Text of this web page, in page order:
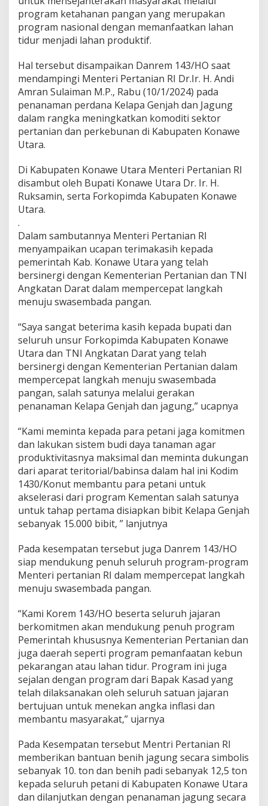
y
a
r
a
a
t
D
e
n
g
a
m
a
n
t
a
n
L
a
h
a
T
i
d
u
r
program ketahanan pangan yang merupakan
program nasional dengan memanfaatkan lahan
tidur menjadi lahan produktif.
Hal tersebut disampaikan Danrem 143/HO saat
mendampingi Menteri Pertanian RI Dr.Ir. H. Andi
Amran Sulaiman M.P., Rabu (10/1/2024) pada
penanaman perdana Kelapa Genjah dan Jagung
dalam rangka meningkatkan komoditi sektor
pertanian dan perkebunan di Kabupaten Konawe
Utara.
Di Kabupaten Konawe Utara Menteri Pertanian RI
disambut oleh Bupati Konawe Utara Dr. Ir. H.
Ruksamin, serta Forkopimda Kabupaten Konawe
Utara.
.
Dalam sambutannya Menteri Pertanian RI
menyampaikan ucapan terimakasih kepada
pemerintah Kab. Konawe Utara yang telah
bersinergi dengan Kementerian Pertanian dan TNI
Angkatan Darat dalam mempercepat langkah
menuju swasembada pangan.
“Saya sangat beterima kasih kepada bupati dan
seluruh unsur Forkopimda Kabupaten Konawe
Utara dan TNI Angkatan Darat yang telah
bersinergi dengan Kementerian Pertanian dalam
mempercepat langkah menuju swasembada
pangan, salah satunya melalui gerakan
penanaman Kelapa Genjah dan jagung,” ucapnya
“Kami meminta kepada para petani jaga komitmen
dan lakukan sistem budi daya tanaman agar
produktivitasnya maksimal dan meminta dukungan
dari aparat teritorial/babinsa dalam hal ini Kodim
1430/Konut membantu para petani untuk
akselerasi dari program Kementan salah satunya
untuk tahap pertama disiapkan bibit Kelapa Genjah
sebanyak 15.000 bibit, ” lanjutnya
Pada kesempatan tersebut juga Danrem 143/HO
siap mendukung penuh seluruh program-program
Menteri pertanian RI dalam mempercepat langkah
menuju swasembada pangan.
“Kami Korem 143/HO beserta seluruh jajaran
berkomitmen akan mendukung penuh program
Pemerintah khususnya Kementerian Pertanian dan
juga daerah seperti program pemanfaatan kebun
pekarangan atau lahan tidur. Program ini juga
sejalan dengan program dari Bapak Kasad yang
telah dilaksanakan oleh seluruh satuan jajaran
bertujuan untuk menekan angka inflasi dan
membantu masyarakat,” ujarnya
Pada Kesempatan tersebut Mentri Pertanian RI
memberikan bantuan benih jagung secara simbolis
sebanyak 10. ton dan benih padi sebanyak 12,5 ton
kepada seluruh petani di Kabupaten Konawe Utara
dan dilanjutkan dengan penanaman jagung secara